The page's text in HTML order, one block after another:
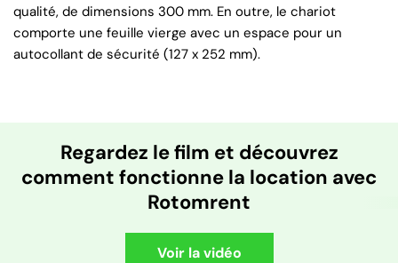
qualité, de dimensions 300 mm. En outre, le chariot
comporte une feuille vierge avec un espace pour un
autocollant de sécurité (127 x 252 mm).
Regardez le film et découvrez
comment fonctionne la location avec
Rotomrent
Voir la vidéo